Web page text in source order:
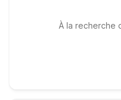
À la recherche